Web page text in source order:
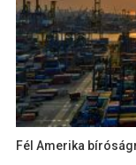
Fél Amerika